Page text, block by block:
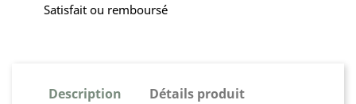
Satisfait ou remboursé
Description Détails produit